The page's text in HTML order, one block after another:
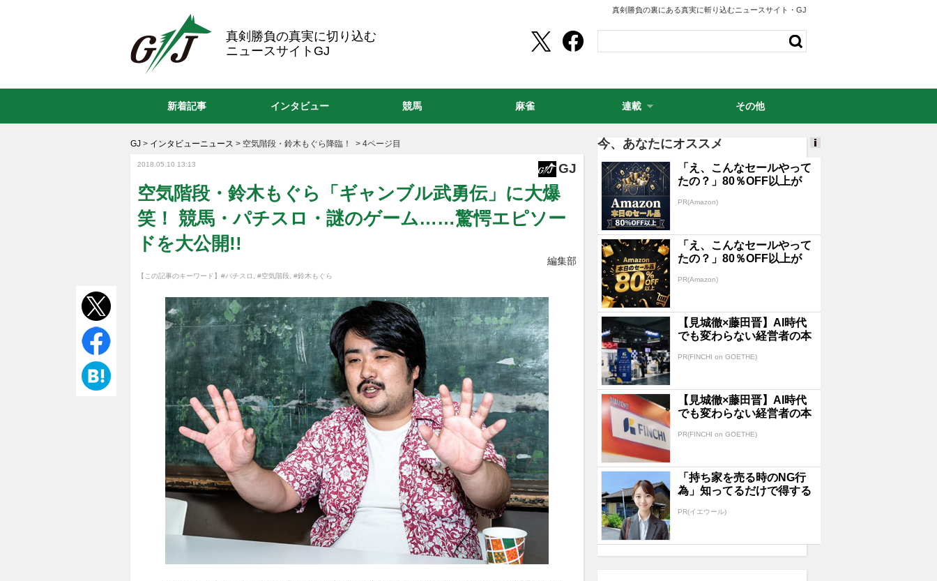
真剣勝負の裏にある真実に斬り込むニュースサイト・GJ
真剣勝負の真実に切り込む
ニュースサイトGJ
GJ > インタビューニュース > 空気階段・鈴木もぐら降臨！ > 4ページ目
2018.05.10 13:13 GJ
空気階段・鈴木もぐら「ギャンブル武勇伝」に大爆
笑！ 競馬・パチスロ・謎のゲーム……驚愕エピソー
ドを大公開!!
編集部
【この記事のキーワード】 #パチスロ #空気階段 #鈴木もぐら
今、あなたにオススメ
「え、こんなセールやって
たの？」80％OFF以上が
が...
PR(Amazon)
「え、こんなセールやって
たの？」80％OFF以上が
が...
PR(Amazon)
【見城徹×藤田晋】AI時代
でも変わらない経営者の本
PR(FINCHI on GOETHE)
【見城徹×藤田晋】AI時代
でも変わらない経営者の本
PR(FINCHI on GOETHE)
「持ち家を売る時のNG行
為」知ってるだけで得する
PR(イエウール)
新着記事 インタビュー 競馬 麻雀 連載 その他